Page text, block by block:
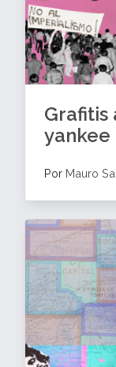
Grafitis
yankee
Por Mauro